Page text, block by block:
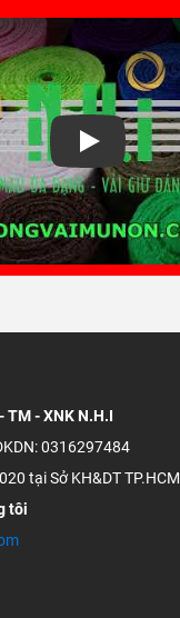
Play
TM - XNK N.H.I
0316297484
tại Sở KH&DT TP.HCM
tôi